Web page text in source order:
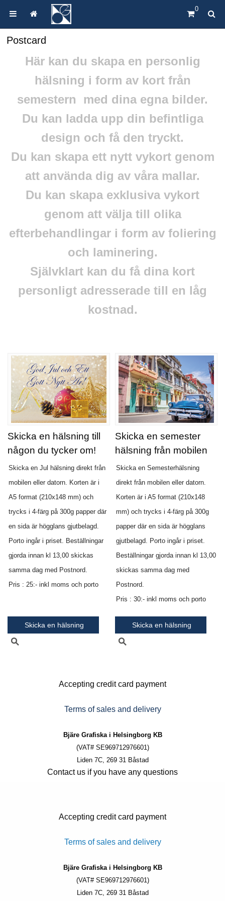
0
Postcard
Här kan du skapa en personlig
hälsning i form av kort från
semestern med dina egna bilder.
Du kan ladda upp din befintliga
design och få den tryckt.
Du kan skapa ett nytt vykort genom
att använda dig av våra mallar.
Du kan skapa exklusiva vykort
genom att välja till olika
efterbehandlingar i form av foliering
och laminering.
Självklart kan du få dina kort
personligt adresserade till en låg
kostnad.
Skicka en hälsning till
någon du tycker om!
Skicka en Jul hälsning direkt från
mobilen eller datorn. Korten är i
A5 format (210x148 mm) och
trycks i 4-färg på 300g papper där
en sida är högglans gjutbelagd.
Porto ingår i priset. Beställningar
gjorda innan kl 13,00 skickas
samma dag med Postnord.
Pris : 25:- inkl moms och porto
Skicka en hälsning
Skicka en semester
hälsning från mobilen
Skicka en Semesterhälsning
direkt från mobilen eller datorn.
Korten är i A5 format (210x148
mm) och trycks i 4-färg på 300g
papper där en sida är högglans
gjutbelagd. Porto ingår i priset.
Beställningar gjorda innan kl 13,00
skickas samma dag med
Postnord.
Pris : 30:- inkl moms och porto
Skicka en hälsning
Accepting credit card payment
Terms of sales and delivery
Bjäre Grafiska i Helsingborg KB
(VAT# SE969712976601)
Liden 7C, 269 31 Båstad
Contact us if you have any questions
Accepting credit card payment
Terms of sales and delivery
Bjäre Grafiska i Helsingborg KB
(VAT# SE969712976601)
Liden 7C, 269 31 Båstad